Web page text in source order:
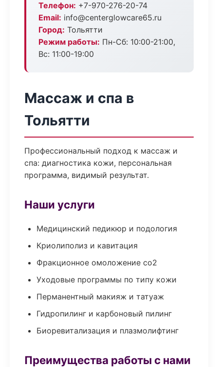
Телефон: +7-970-276-20-74
Email: info@centerglowcare65.ru
Город: Тольятти
Режим работы: Пн-Сб: 10:00-21:00,
Вс: 11:00-19:00
Массаж и спа в
Тольятти
Профессиональный подход к массаж и
спа: диагностика кожи, персональная
программа, видимый результат.
Наши услуги
Медицинский педикюр и подология
Криолиполиз и кавитация
Фракционное омоложение co2
Уходовые программы по типу кожи
Перманентный макияж и татуаж
Гидропилинг и карбоновый пилинг
Биоревитализация и плазмолифтинг
Преимущества работы с нами